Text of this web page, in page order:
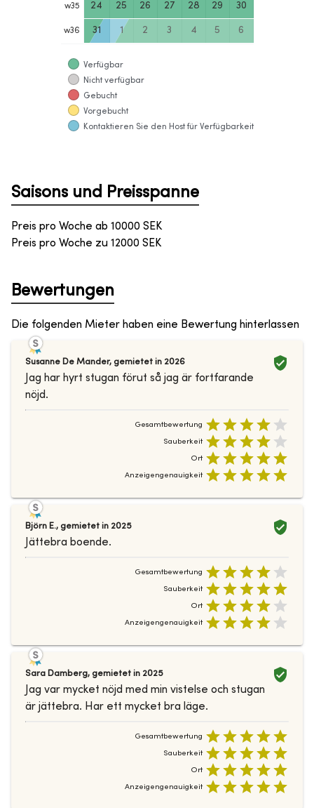
w35 24 25 26 27 28 29 30
w36 31 1 2 3 4 5 6
Verfügbar
Nicht verfügbar
Gebucht
Vorgebucht
Kontaktieren Sie den Host für Verfügbarkeit
Saisons und Preisspanne
Preis pro Woche ab 10000 SEK
Preis pro Woche zu 12000 SEK
Bewertungen
Die folgenden Mieter haben eine Bewertung hinterlassen
Susanne De Mander, gemietet in 2026
Jag har hyrt stugan förut så jag är fortfarande
nöjd.
Gesamtbewertung
Sauberkeit
Ort
Anzeigengenauigkeit
Björn E., gemietet in 2025
Jättebra boende.
Gesamtbewertung
Sauberkeit
Ort
Anzeigengenauigkeit
Sara Damberg, gemietet in 2025
Jag var mycket nöjd med min vistelse och stugan
är jättebra. Har ett mycket bra läge.
Gesamtbewertung
Sauberkeit
Ort
Anzeigengenauigkeit